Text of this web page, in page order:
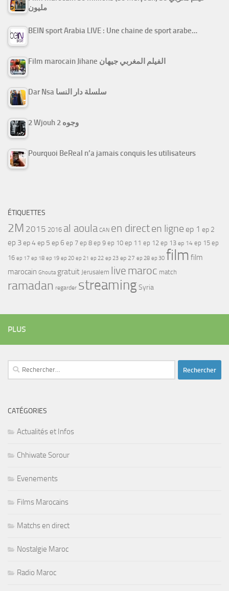
مليون
BEIN sport Arabia LIVE : Une chaine de sport arabe…
Film marocain Jihane الفيلم المغربي جيهان
Dar Nsa سلسلة دار النسا
2 Wjouh 2 وجوه
Pourquoi BeReal n’a jamais conquis les utilisateurs
ÉTIQUETTES
2M 2015 2016 al aoula CAN en directen ligne ep 1 ep 2
ep 3ep 4ep 5 ep 6 ep 7 ep 8 ep 9 ep 10 ep 11 ep 12 ep 13 ep 14 ep 15 ep
16 ep 17 ep 18 ep 19 ep 20 ep 21 ep 22 ep 23 ep 27 ep 28 ep 30 film film
marocain Ghouta gratuit Jerusalem live maroc match
ramadan regarder streamingSyria
PLUS
Rechercher :
CATÉGORIES
Actualités et Infos
Chhiwate Sorour
Evenements
Films Marocains
Matchs en direct
Nostalgie Maroc
Radio Maroc